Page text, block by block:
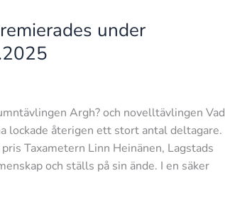
under
Argh? och novelltävlingen Vad
lockade återigen ett stort antal deltagare.
Taxametern Linn Heinänen, Lagstads
och ställs på sin ände. I en säker